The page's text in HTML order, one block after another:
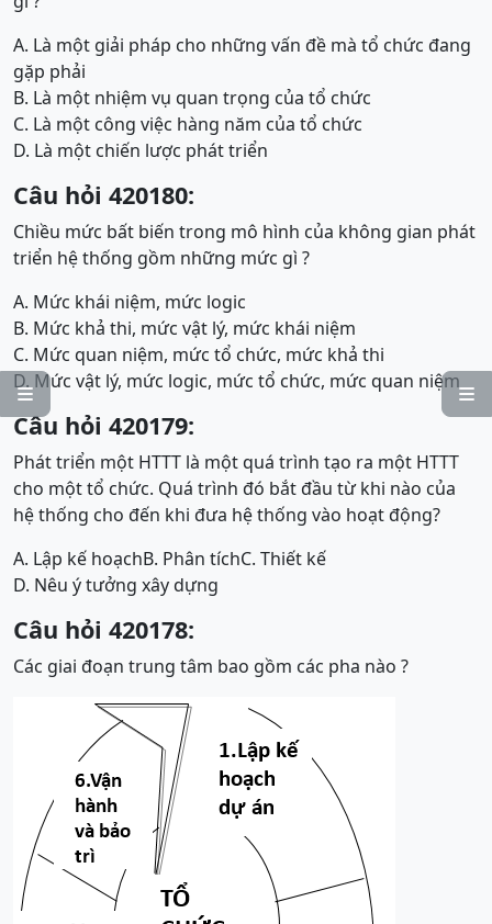


A. Là một giải pháp cho những vấn đề mà tổ chức đang
gặp phải
B. Là một nhiệm vụ quan trọng của tổ chức
C. Là một công việc hàng năm của tổ chức
D. Là một chiến lược phát triển
Câu hỏi 420180:
Chiều mức bất biến trong mô hình của không gian phát
triển hệ thống gồm những mức gì ?
A. Mức khái niệm, mức logic
B. Mức khả thi, mức vật lý, mức khái niệm
C. Mức quan niệm, mức tổ chức, mức khả thi
D. Mức vật lý, mức logic, mức tổ chức, mức quan niệm
Câu hỏi 420179:
Phát triển một HTTT là một quá trình tạo ra một HTTT
cho một tổ chức. Quá trình đó bắt đầu từ khi nào của
hệ thống cho đến khi đưa hệ thống vào hoạt động?
A. Lập kế hoạchB. Phân tíchC. Thiết kế
D. Nêu ý tưởng xây dựng
Câu hỏi 420178:
Các giai đoạn trung tâm bao gồm các pha nào ?